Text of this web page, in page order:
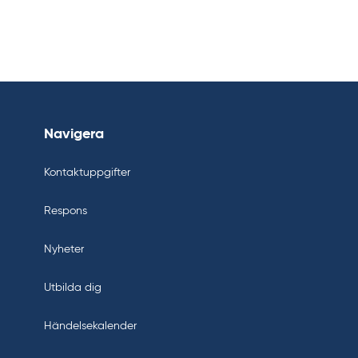
Navigera
Kontaktuppgifter
Respons
Nyheter
Utbilda dig
Händelsekalender